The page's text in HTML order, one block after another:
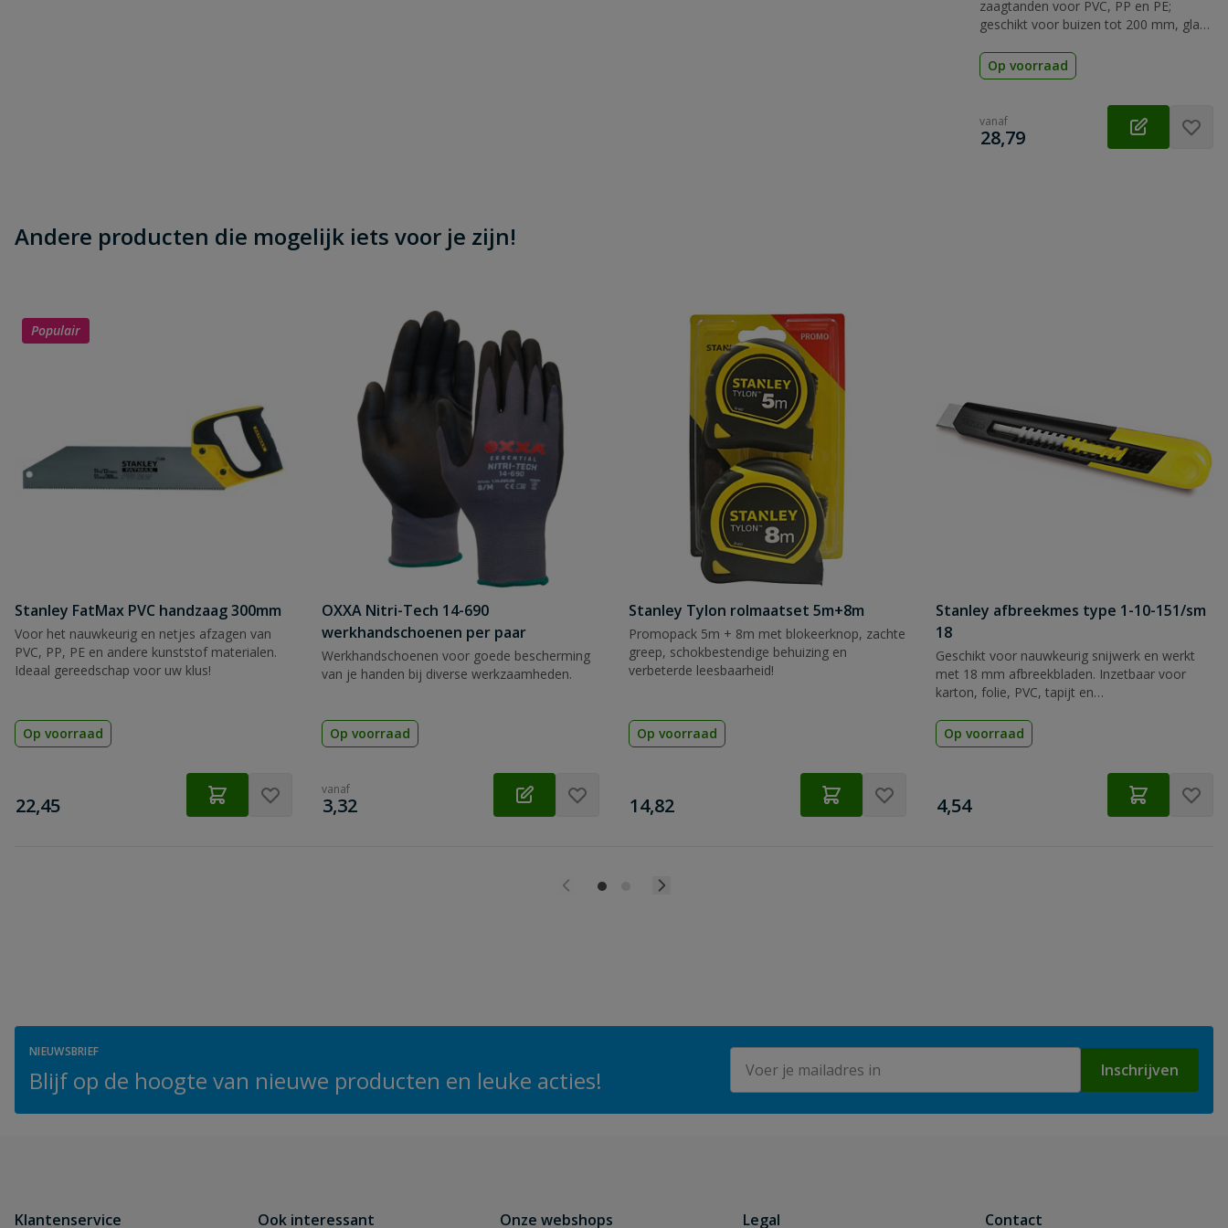
zaagtanden voor PVC, PP en PE;
geschikt voor buizen tot 200 mm, glad
Op voorraad
vanaf
€
28,79
Andere producten die mogelijk iets voor je zijn!
Populair
Stanley FatMax PVC handzaag 300mm
Voor het nauwkeurig en netjes afzagen van
PVC, PP, PE en andere kunststof materialen.
Ideaal gereedschap voor uw klus!
Op voorraad
€
22,45
OXXA Nitri-Tech 14-690
werkhandschoenen per paar
Werkhandschoenen voor goede bescherming
van je handen bij diverse werkzaamheden.
Op voorraad
vanaf
€
3,32
Stanley Tylon rolmaatset 5m+8m
Promopack 5m + 8m met blokeerknop, zachte
greep, schokbestendige behuizing en
verbeterde leesbaarheid!
Op voorraad
€
14,82
Stanley afbreekmes type 1-10-151/sm
18
Geschikt voor nauwkeurig snijwerk en werkt
met 18 mm afbreekbladen. Inzetbaar voor
karton, folie, PVC, tapijt en
Op voorraad
€
4,54
NIEUWSBRIEF
Blijf op de hoogte van nieuwe producten en leuke acties! Inschrijven
Klantenservice Ook interessant Onze webshops Legal Contact